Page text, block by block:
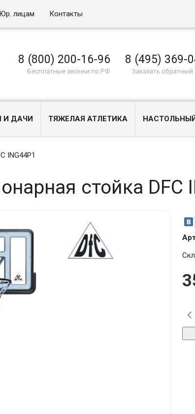
Юр. лицам Контакты
8 (800) 200-16-96
Бесплатные звонки по РФ
8 (495) 369-
Заказать обратный
И ДАЧИ ТЯЖЕЛАЯ АТЛЕТИКА
ING44P1
стойка DFC
